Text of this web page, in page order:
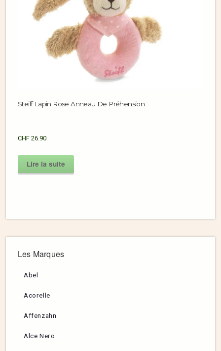
Steiff Lapin Rose Anneau De Préhension
CHF 26.90
Lire la suite
Les Marques
Abel
Acorelle
Affenzahn
Alce Nero